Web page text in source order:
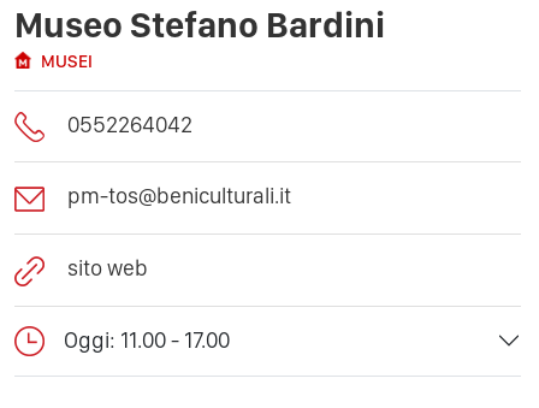
Museo Stefano Bardini
MUSEI
0552264042
pm-tos@beniculturali.it
sito web
Oggi: 11.00 - 17.00